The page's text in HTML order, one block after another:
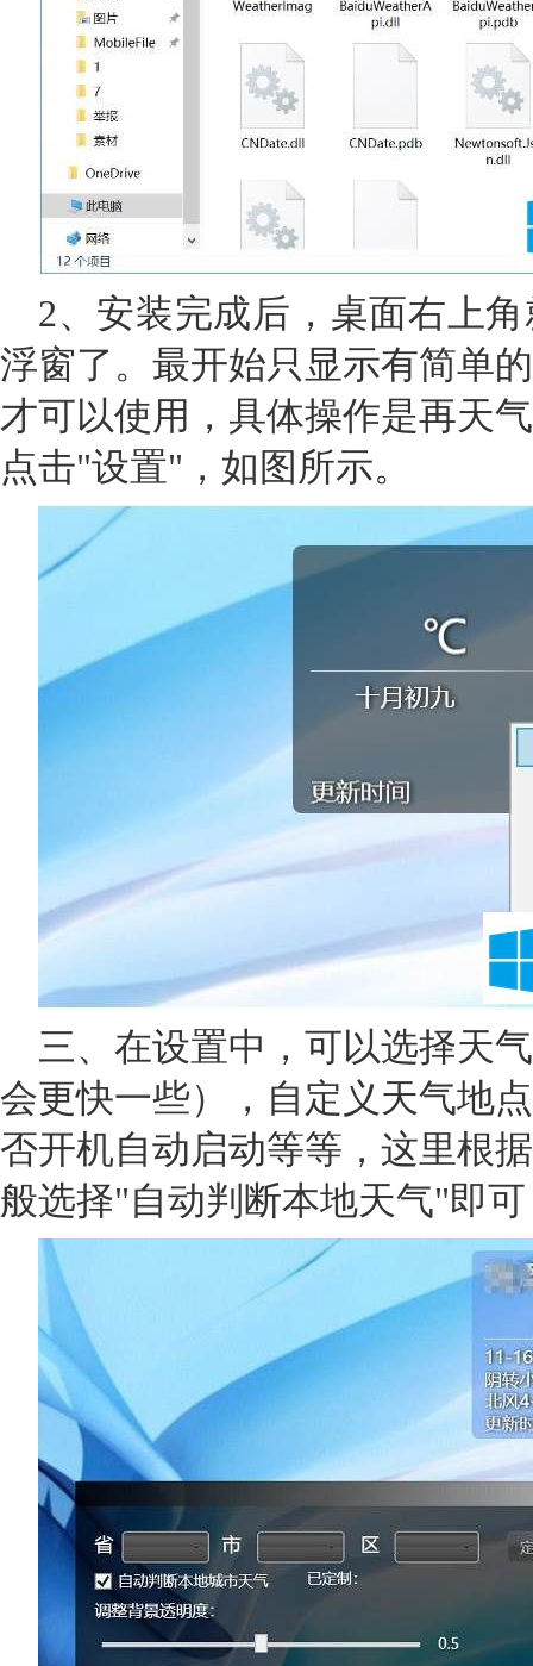
2、安装完成后，桌面右上
浮窗了。最开始只显示有简单
才可以使用，具体操作是再天
点击"设置"，如图所示。
三、在设置中，可以选择天
会更快一些），自定义天气地
否开机自动启动等等，这里根
般选择"自动判断本地天气"即